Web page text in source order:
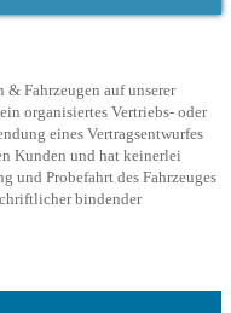
Fahrzeugen auf unserer
organisiertes Vertriebs- oder
eines Vertragsentwurfes
Kunden und hat keinerlei
und Probefahrt des Fahrzeuges
bindender